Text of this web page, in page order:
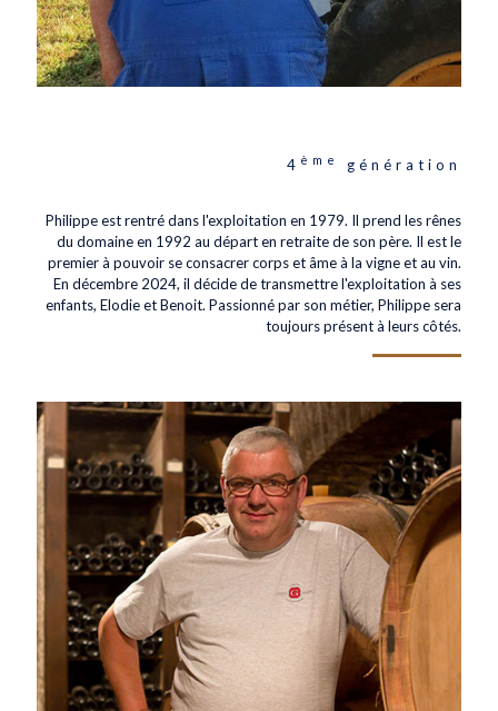
4 ème génération
Philippe est rentré dans l'exploitation en 1979. Il prend les rênes
du domaine en 1992 au départ en retraite de son père. Il est le
premier à pouvoir se consacrer corps et âme à la vigne et au vin.
En décembre 2024, il décide de transmettre l'exploitation à ses
enfants, Elodie et Benoit. Passionné par son métier, Philippe sera
toujours présent à leurs côtés.